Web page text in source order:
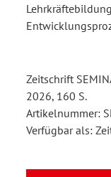
Zeitschrift
2026, 160 S.
Artikelnummer:
Verfügbar als: